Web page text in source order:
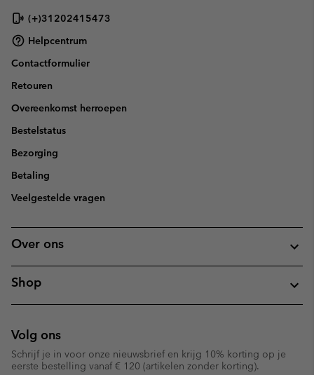
(+)31202415473
Helpcentrum
Contactformulier
Retouren
Overeenkomst herroepen
Bestelstatus
Bezorging
Betaling
Veelgestelde vragen
Over ons
Shop
Volg ons
Schrijf je in voor onze nieuwsbrief en krijg 10% korting op je
eerste bestelling vanaf € 120 (artikelen zonder korting).